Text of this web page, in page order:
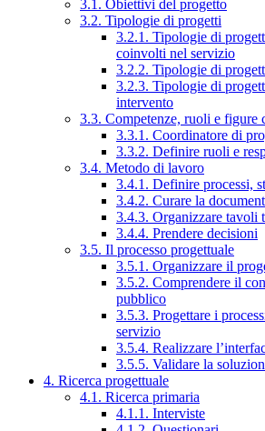
3.1. Obiettivi del progetto
3.2. Tipologie di progetti
3.2.1. Tipologie di
coinvolti nel servizio
3.2.2. Tipologie di
3.2.3. Tipologie di
intervento
3.3. Competenze, ruoli e figure
3.3.1. Coordinatore di
3.3.2. Definire ruoli e
3.4. Metodo di lavoro
3.4.1. Definire processi,
3.4.2. Curare la
3.4.3. Organizzare tavoli
3.4.4. Prendere decisioni
3.5. Il processo progettuale
3.5.1. Organizzare il
3.5.2. Comprendere il
pubblico
3.5.3. Progettare i
servizio
3.5.4. Realizzare
3.5.5. Validare la
4. Ricerca progettuale
4.1. Ricerca primaria
4.1.1. Interviste